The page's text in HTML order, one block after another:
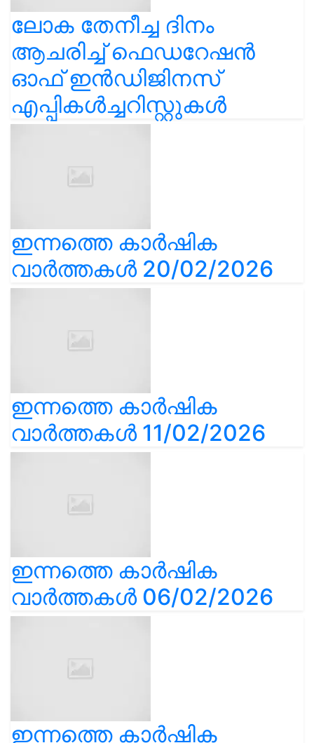
ലോക തേനീച്ച ദിനം
ആചരിച്ച് ഫെഡറേഷൻ
ഓഫ് ഇൻഡിജിനസ്
എപ്പികൾച്ചറിസ്റ്റുകൾ
ഇന്നത്തെ കാർഷിക
വാർത്തകൾ 20/02/2026
ഇന്നത്തെ കാർഷിക
വാർത്തകൾ 11/02/2026
ഇന്നത്തെ കാർഷിക
വാർത്തകൾ 06/02/2026
ഇന്നത്തെ കാർഷിക